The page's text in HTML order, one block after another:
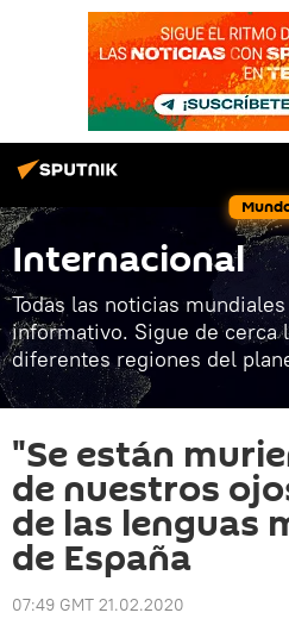
Internacional
Todas las noticias
informativo. Sigue de cerca
diferentes regiones del
"Se están
de nuestros
de las lenguas
de España
07:49 GMT 21.02.2020